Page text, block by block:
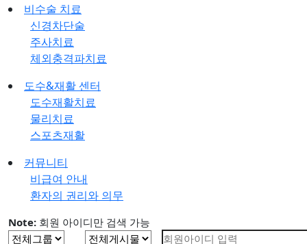
비수술 치료
신경차단술
주사치료
체외충격파치료
도수&재활 센터
도수재활치료
물리치료
스포츠재활
커뮤니티
비급여 안내
환자의 권리와 의무
Note: 회원 아이디만 검색 가능